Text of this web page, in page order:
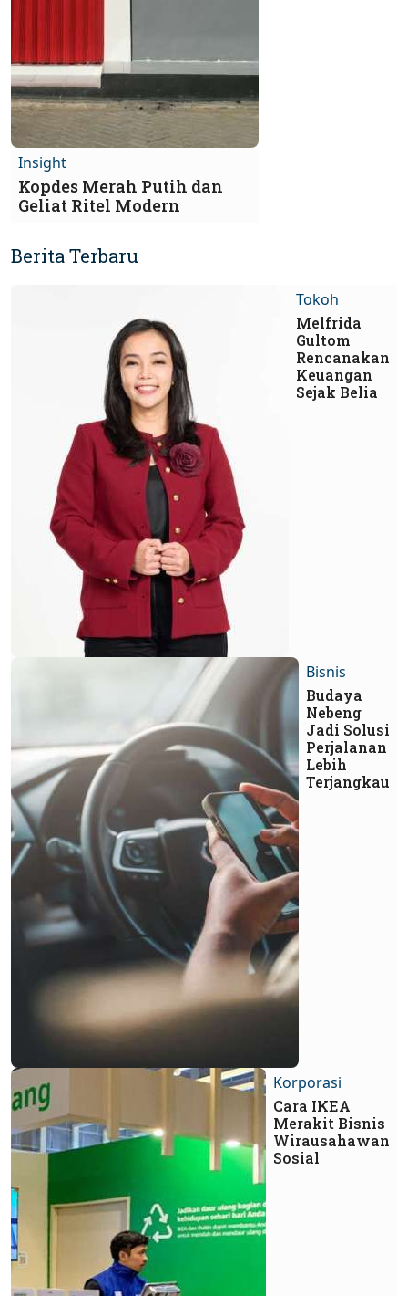
Insight
Kopdes Merah Putih dan
Geliat Ritel Modern
Berita Terbaru
Tokoh
Melfrida
Gultom
Rencanakan
Keuangan
Sejak Belia
Bisnis
Budaya
Nebeng
Jadi Solusi
Perjalanan
Lebih
Terjangkau
Korporasi
Cara IKEA
Merakit Bisnis
Wirausahawan
Sosial